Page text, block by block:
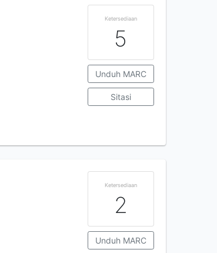
Ketersediaan
5
Unduh MARC
Sitasi
Ketersediaan
2
Unduh MARC